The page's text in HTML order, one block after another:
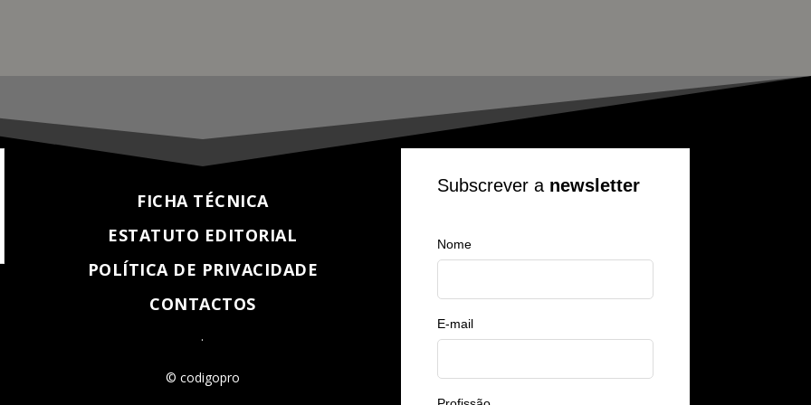
FICHA TÉCNICA
ESTATUTO EDITORIAL
POLÍTICA DE PRIVACIDADE
CONTACTOS
.
© codigopro
Subscrever anewsletter
Nome
E-mail